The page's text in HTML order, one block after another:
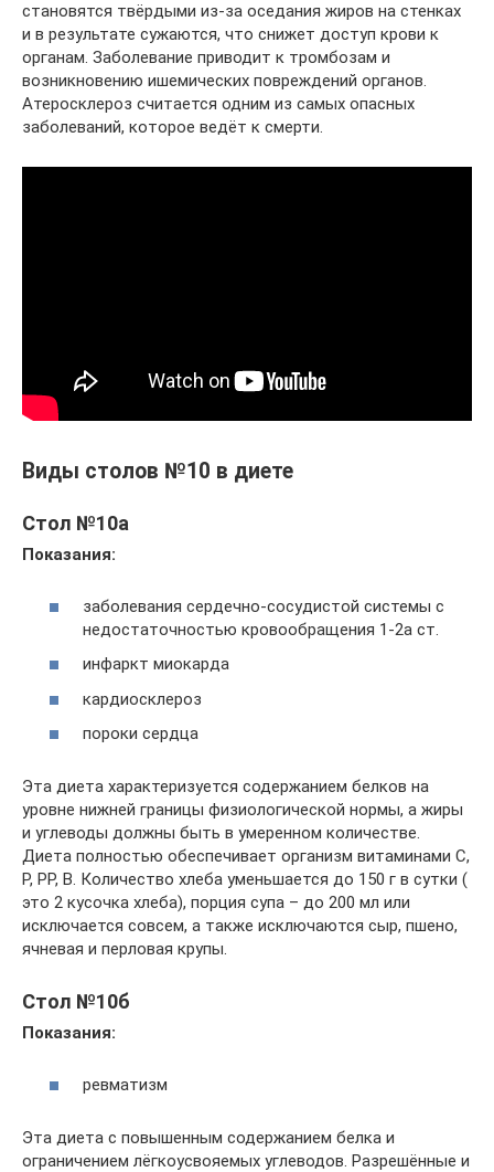
становятся твёрдыми из-за оседания жиров на стенках
и в результате сужаются, что снижет доступ крови к
органам. Заболевание приводит к тромбозам и
возникновению ишемических повреждений органов.
Атеросклероз считается одним из самых опасных
заболеваний, которое ведёт к смерти.
Виды столов №10 в диете
Стол №10а
Показания:
заболевания сердечно-сосудистой системы с
недостаточностью кровообращения 1-2а ст.
инфаркт миокарда
кардиосклероз
пороки сердца
Эта диета характеризуется содержанием белков на
уровне нижней границы физиологической нормы, а жиры
и углеводы должны быть в умеренном количестве.
Диета полностью обеспечивает организм витаминами С,
Р, РР, В. Количество хлеба уменьшается до 150 г в сутки (
это 2 кусочка хлеба), порция супа – до 200 мл или
исключается совсем, а также исключаются сыр, пшено,
ячневая и перловая крупы.
Стол №10б
Показания:
ревматизм
Эта диета с повышенным содержанием белка и
ограничением лёгкоусвояемых углеводов. Разрешённые и